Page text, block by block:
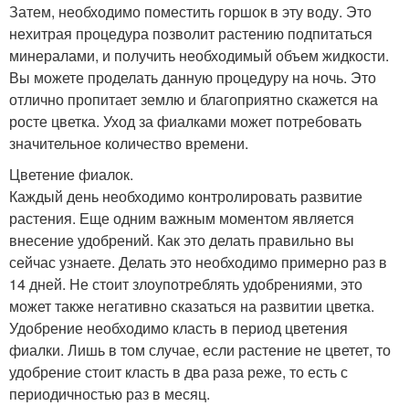
Затем, необходимо поместить горшок в эту воду. Это
нехитрая процедура позволит растению подпитаться
минералами, и получить необходимый объем жидкости.
Вы можете проделать данную процедуру на ночь. Это
отлично пропитает землю и благоприятно скажется на
росте цветка. Уход за фиалками может потребовать
значительное количество времени.
Цветение фиалок.
Каждый день необходимо контролировать развитие
растения. Еще одним важным моментом является
внесение удобрений. Как это делать правильно вы
сейчас узнаете. Делать это необходимо примерно раз в
14 дней. Не стоит злоупотреблять удобрениями, это
может также негативно сказаться на развитии цветка.
Удобрение необходимо класть в период цветения
фиалки. Лишь в том случае, если растение не цветет, то
удобрение стоит класть в два раза реже, то есть с
периодичностью раз в месяц.